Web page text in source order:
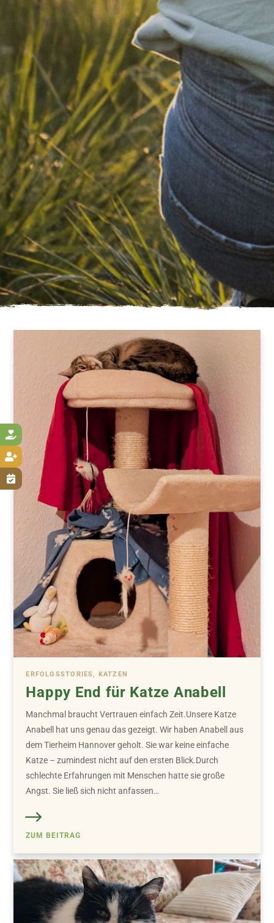



ERFOLGSSTORIES, KATZEN
Happy End für Katze Anabell
Manchmal braucht Vertrauen einfach Zeit.Unsere Katze
Anabell hat uns genau das gezeigt. Wir haben Anabell aus
dem Tierheim Hannover geholt. Sie war keine einfache
Katze – zumindest nicht auf den ersten Blick.Durch
schlechte Erfahrungen mit Menschen hatte sie große
Angst. Sie ließ sich nicht anfassen…
ZUM BEITRAG